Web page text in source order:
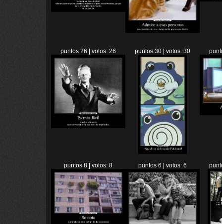
puntos 26 | votos: 26 puntos 30 | votos: 30
puntos 8 | votos: 8 puntos 6 | votos: 6